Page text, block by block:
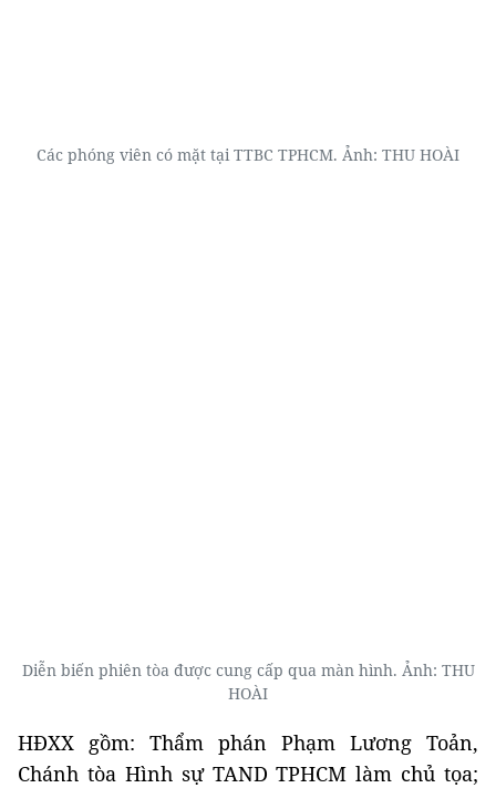
Các phóng viên có mặt tại TTBC TPHCM. Ảnh: THU HOÀI
Diễn biến phiên tòa được cung cấp qua màn hình. Ảnh: THU
HOÀI
HĐXX gồm: Thẩm phán Phạm Lương Toản,
Chánh tòa Hình sự TAND TPHCM làm chủ tọa;